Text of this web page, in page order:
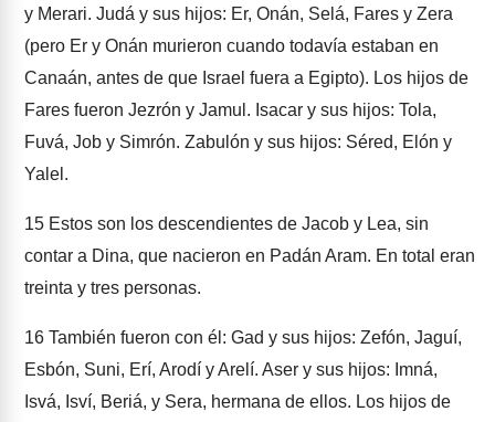
y Merari. Judá y sus hijos: Er, Onán, Selá, Fares y Zera
(pero Er y Onán murieron cuando todavía estaban en
Canaán, antes de que Israel fuera a Egipto). Los hijos de
Fares fueron Jezrón y Jamul. Isacar y sus hijos: Tola,
Fuvá, Job y Simrón. Zabulón y sus hijos: Séred, Elón y
Yalel.
15 Estos son los descendientes de Jacob y Lea, sin
contar a Dina, que nacieron en Padán Aram. En total eran
treinta y tres personas.
16 También fueron con él: Gad y sus hijos: Zefón, Jaguí,
Esbón, Suni, Erí, Arodí y Arelí. Aser y sus hijos: Imná,
Isvá, Isví, Beriá, y Sera, hermana de ellos. Los hijos de